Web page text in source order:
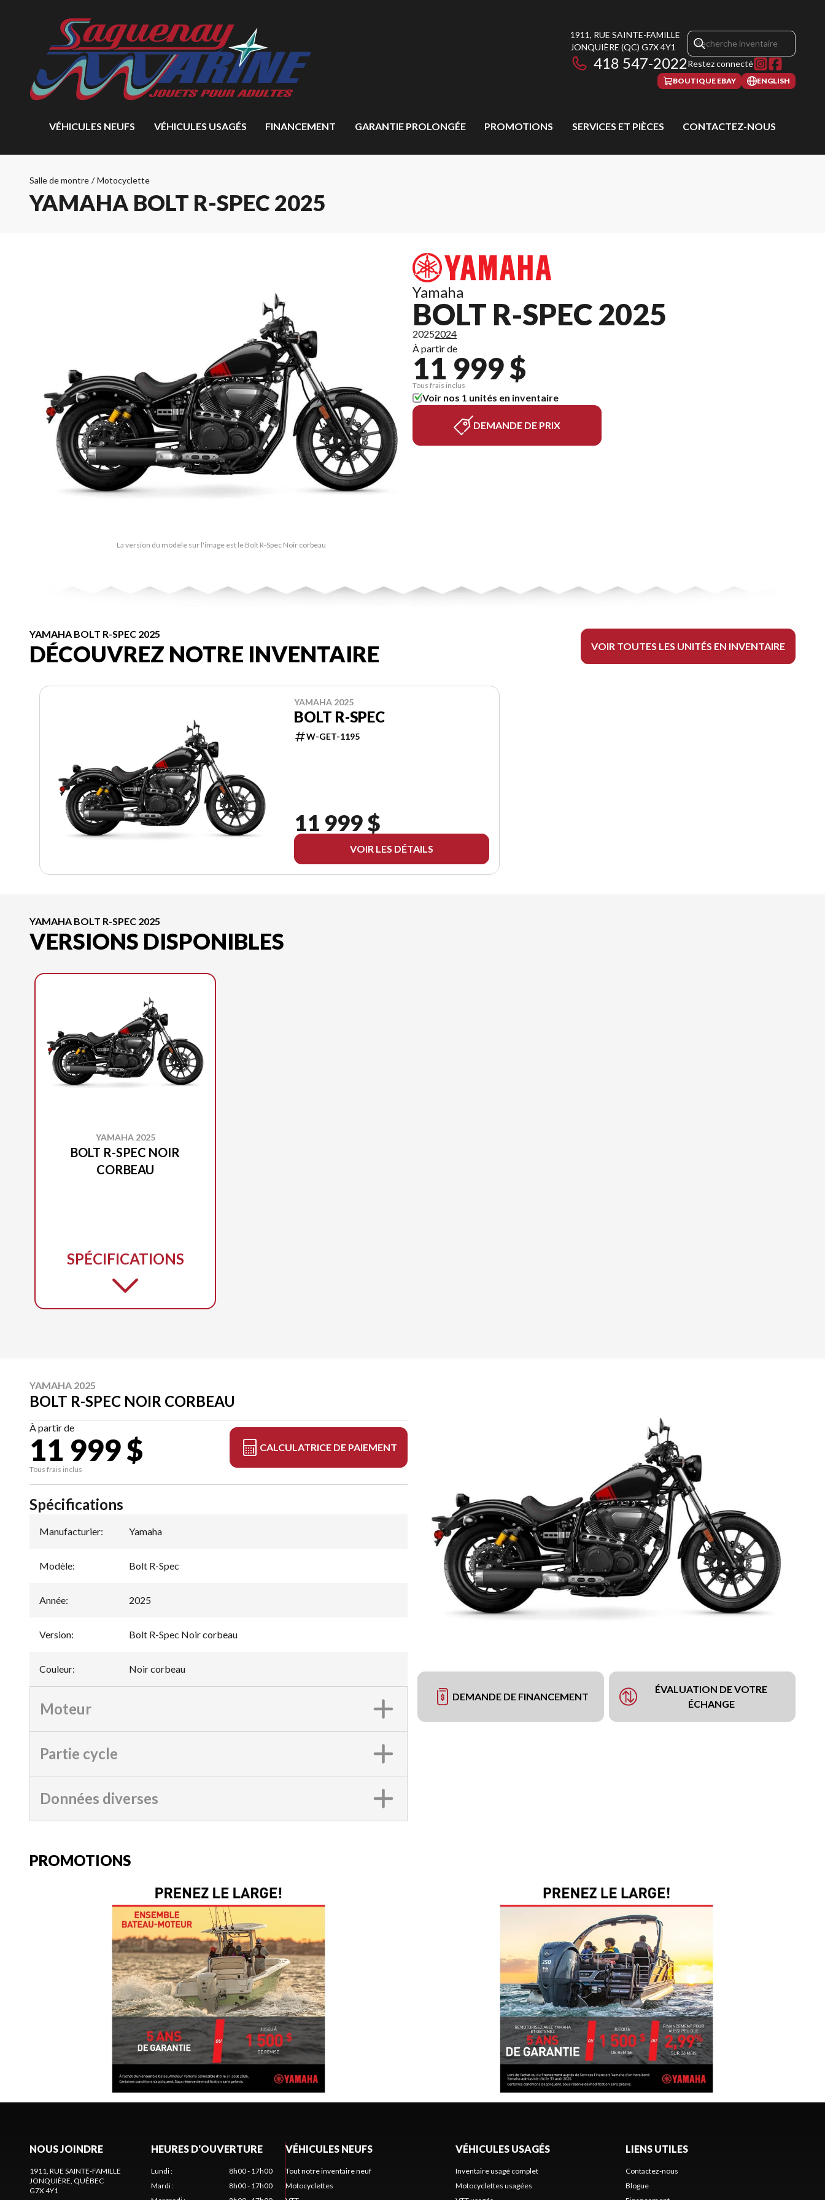
1911, RUE SAINTE-FAMILLE
JONQUIÈRE (QC) G7X 4Y1
418 547-2022Restez connecté
BOUTIQUE EBAY ENGLISH
VÉHICULES NEUFS VÉHICULES USAGÉS FINANCEMENT GARANTIE PROLONGÉE PROMOTIONS SERVICES ET PIÈCES CONTACTEZ-NOUS
Salle de montre / Motocyclette
YAMAHA BOLT R-SPEC 2025
La version du modèle sur l'image est le Bolt R-Spec Noir corbeau
Yamaha
BOLT R-SPEC 2025
20252024
À partir de
11 999 $
Tous frais inclus
Voir nos 1 unités en inventaire
DEMANDE DE PRIX
YAMAHA BOLT R-SPEC 2025
DÉCOUVREZ NOTRE INVENTAIRE VOIR TOUTES LES UNITÉS EN INVENTAIRE
YAMAHA 2025
BOLT R-SPEC
W-GET-1195
11 999 $
VOIR LES DÉTAILS
YAMAHA BOLT R-SPEC 2025
VERSIONS DISPONIBLES
YAMAHA 2025
BOLT R-SPEC NOIR
CORBEAU
SPÉCIFICATIONS
YAMAHA 2025
BOLT R-SPEC NOIR CORBEAU
À partir de
11 999 $
Tous frais inclus
CALCULATRICE DE PAIEMENT
DEMANDE DE FINANCEMENT
ÉVALUATION DE VOTRE
ÉCHANGE
Spécifications
Manufacturier: Yamaha
Modèle: Bolt R-Spec
Année: 2025
Version: Bolt R-Spec Noir corbeau
Couleur: Noir corbeau
Moteur
Partie cycle
Données diverses
PROMOTIONS
NOUS JOINDRE
1911, RUE SAINTE-FAMILLE
JONQUIÈRE, QUÉBEC
G7X 4Y1
HEURES D'OUVERTURE
Lundi:
8h00 - 17h00
Mardi:
8h00 - 17h00
VÉHICULES NEUFS
Tout notre inventaire neuf
Motocyclettes
VÉHICULES USAGÉS
Inventaire usagé complet
Motocyclettes usagées
LIENS UTILES
Contactez-nous
Blogue